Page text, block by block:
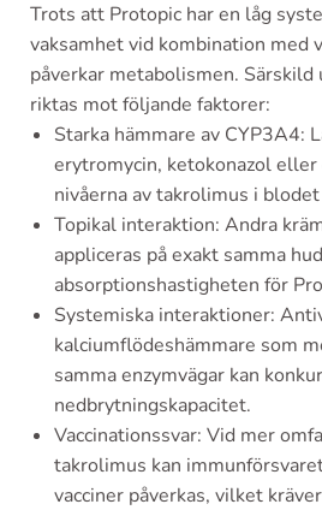
Trots att Protopic har en låg
vaksamhet vid kombination med
påverkar metabolismen.
riktas mot följande faktorer:
Starka hämmare av CYP3A4:
erytromycin, ketokonazol
nivåerna av takrolimus i
Topikal interaktion: Andra
appliceras på exakt samma
absorptionshastigheten för
Systemiska interaktioner:
kalciumflödeshämmare som
samma enzymvägar kan
nedbrytningskapacitet.
Vaccinationssvar: Vid mer
takrolimus kan
vacciner påverkas, vilket